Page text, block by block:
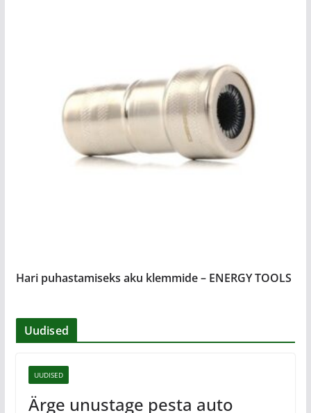
Hari puhastamiseks aku klemmide – ENERGY TOOLS
Uudised
UUDISED
Ärge unustage pesta auto